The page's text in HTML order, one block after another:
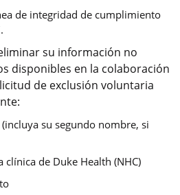
de integridad de cumplimiento
su información no
disponibles en la colaboración
de exclusión voluntaria
su segundo nombre, si
de Duke Health (NHC)